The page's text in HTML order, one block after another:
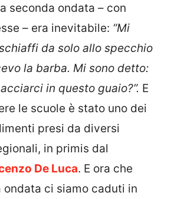
seconda ondata – con
– era inevitabile: “Mi
da solo allo specchio
la barba. Mi sono detto:
in questo guaio?”. E
le scuole è stato uno dei
presi da diversi
in primis dal
De Luca. E ora che
ondata ci siamo caduti in